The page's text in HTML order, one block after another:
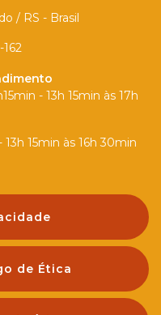
/ RS - Brasil
162
- 13h 15min às 17h
15min às 16h 30min
de Ética